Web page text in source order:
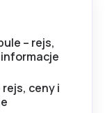
– rejs,
ceny i